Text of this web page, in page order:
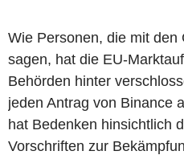
Wie Personen, die mit den
sagen, hat die EU-
Behörden hinter
jeden Antrag von Binance
hat Bedenken hinsichtlich
Vorschriften zur